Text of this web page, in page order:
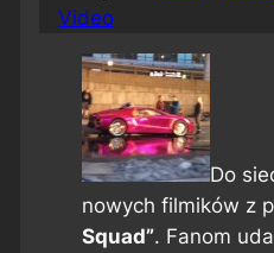
Video
Do
nowych filmików z
Squad”. Fanom